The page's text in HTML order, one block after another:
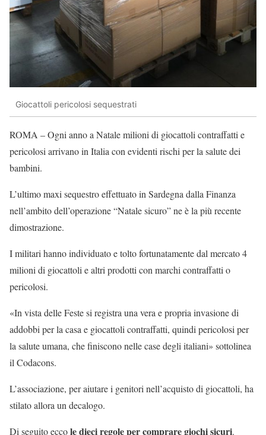
Giocattoli pericolosi sequestrati
ROMA – Ogni anno a Natale milioni di giocattoli contraffatti e
pericolosi arrivano in Italia con evidenti rischi per la salute dei
bambini.
L’ultimo maxi sequestro effettuato in Sardegna dalla Finanza
nell’ambito dell’operazione “Natale sicuro” ne è la più recente
dimostrazione.
I militari hanno individuato e tolto fortunatamente dal mercato 4
milioni di giocattoli e altri prodotti con marchi contraffatti o
pericolosi.
«In vista delle Feste si registra una vera e propria invasione di
addobbi per la casa e giocattoli contraffatti, quindi pericolosi per
la salute umana, che finiscono nelle case degli italiani» sottolinea
il Codacons.
L’associazione, per aiutare i genitori nell’acquisto di giocattoli, ha
stilato allora un decalogo.
Di seguito eccole dieci regole per comprare giochi sicuri.